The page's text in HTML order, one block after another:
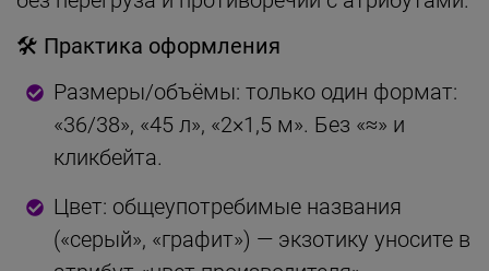
🛠 Практика оформления
Размеры/объёмы: только один формат:
«36/38», «45 л», «2×1,5 м». Без «≈» и
кликбейта.
Цвет: общеупотребимые названия
(«серый», «графит») — экзотику уносите в